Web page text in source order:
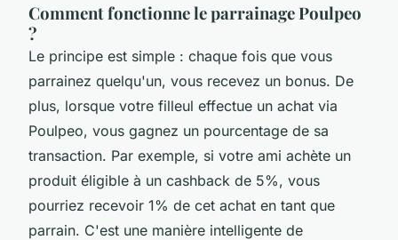
Comment fonctionne le parrainage Poulpeo
?
Le principe est simple : chaque fois que vous
parrainez quelqu'un, vous recevez un bonus. De
plus, lorsque votre filleul effectue un achat via
Poulpeo, vous gagnez un pourcentage de sa
transaction. Par exemple, si votre ami achète un
produit éligible à un cashback de 5%, vous
pourriez recevoir 1% de cet achat en tant que
parrain. C'est une manière intelligente de